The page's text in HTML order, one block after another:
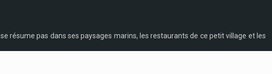
résume pas dans ses paysages marins, les restaurants de ce petit village et les